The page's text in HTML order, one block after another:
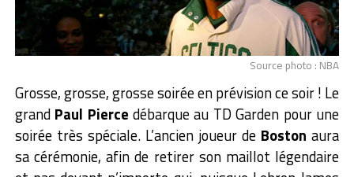
Source photo : NBA
Grosse, grosse, grosse soirée en prévision ce soir ! Le
grandPaul Pierce débarque au TD Garden pour une
soirée très spéciale. L’ancien joueur de Boston aura
sa cérémonie, afin de retirer son maillot légendaire